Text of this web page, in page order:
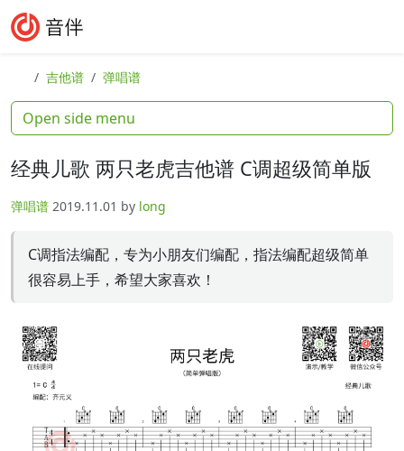
Skip to content
Skip to footer
吉他谱 弹唱谱
经典儿歌 两只老虎吉他谱 C调超级简单版
弹唱谱 2019.11.01 by long
C调指法编配，专为小朋友们编配，指法编配超级简单
很容易上手，希望大家喜欢！
Open side menu